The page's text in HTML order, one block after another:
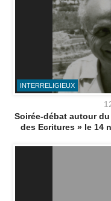
INTERRELIGIEUX
Soirée-débat autour
des Ecritures » le 14